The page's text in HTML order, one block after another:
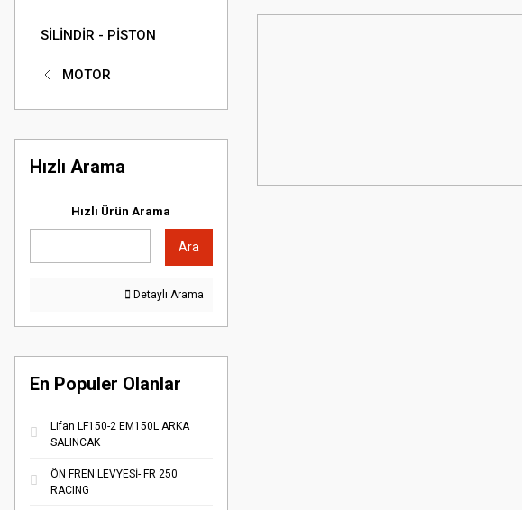
SİLİNDİR - PİSTON
MOTOR
Hızlı Arama
Hızlı Ürün Arama
Ara
Detaylı Arama
En Populer Olanlar
Lifan LF150-2 EM150L ARKA
SALINCAK
ÖN FREN LEVYESİ- FR 250
RACING